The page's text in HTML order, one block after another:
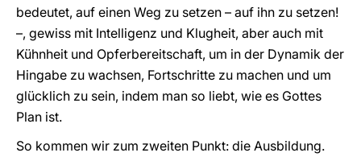
bedeutet, auf einen Weg zu setzen – auf ihn zu setzen!
–, gewiss mit Intelligenz und Klugheit, aber auch mit
Kühnheit und Opferbereitschaft, um in der Dynamik der
Hingabe zu wachsen, Fortschritte zu machen und um
glücklich zu sein, indem man so liebt, wie es Gottes
Plan ist.
So kommen wir zum zweiten Punkt: die Ausbildung.